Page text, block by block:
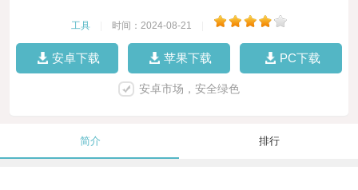
工具 时间：2024-08-21
安卓下载 苹果下载 PC下载
安卓市场，安全绿色
简介 排行